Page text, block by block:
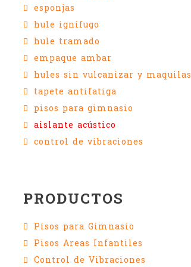
esponjas
hule ignifugo
hule tramado
empaque ambar
hules sin vulcanizar y maquilas
tapete antifatiga
pisos para gimnasio
aislante acústico
control de vibraciones
PRODUCTOS
Pisos para Gimnasio
Pisos Areas Infantiles
Control de Vibraciones